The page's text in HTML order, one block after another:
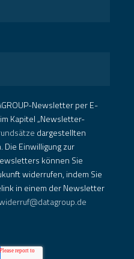
Newsletter per E-
Kapitel „Newsletter-
dargestellten
Die Einwilligung zur
können Sie
widerrufen, indem Sie
in einem der Newsletter